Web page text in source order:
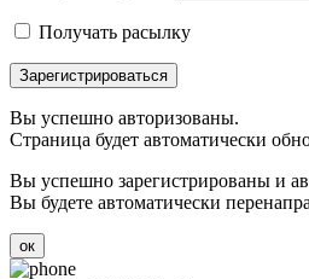
Получать расылку
Зарегистрироваться
Вы успешно авторизованы.
Страница будет автоматически
Вы успешно зарегистрированы и
Вы будете автоматически
ок